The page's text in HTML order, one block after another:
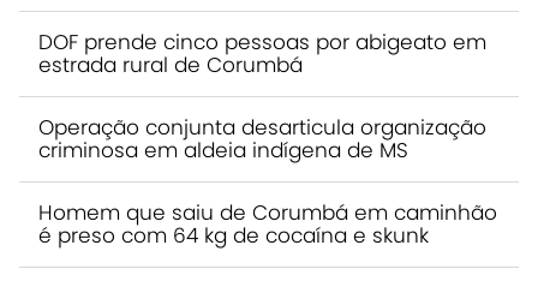
DOF prende cinco pessoas por abigeato em
estrada rural de Corumbá
Operação conjunta desarticula organização
criminosa em aldeia indígena de MS
Homem que saiu de Corumbá em caminhão
é preso com 64 kg de cocaína e skunk